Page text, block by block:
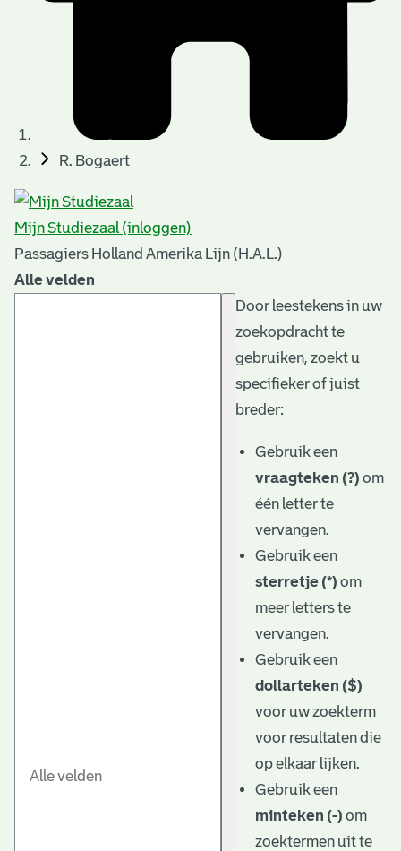
R. Bogaert
Mijn Studiezaal (inloggen)
Passagiers Holland Amerika Lijn (H.A.L.)
Alle velden
Door leestekens in uw
zoekopdracht te
gebruiken, zoekt u
specifieker of juist
breder:
Gebruik een
vraagteken (?) om
één letter te
vervangen.
Gebruik een
sterretje (*) om
meer letters te
vervangen.
Gebruik een
dollarteken ($)
voor uw zoekterm
voor resultaten die
op elkaar lijken.
Gebruik een
minteken (-) om
zoektermen uit te